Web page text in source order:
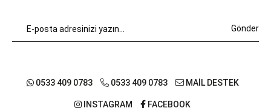
Gönder
0533 409 0783 0533 409 0783 MAİL DESTEK
INSTAGRAM FACEBOOK